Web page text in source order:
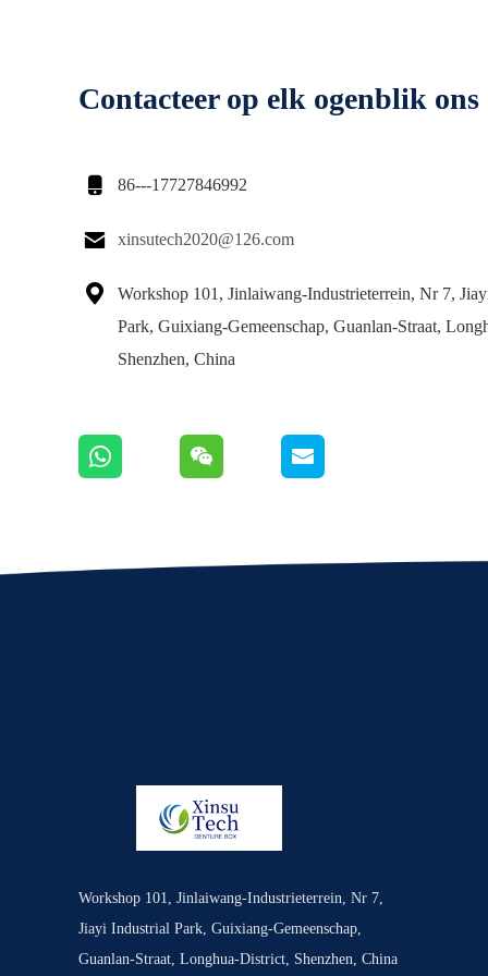
Contacteer op elk ogenblik ons
 86---17727846992
 xinsutech2020@126.com

Workshop 101, Jinlaiwang-Industrieterrein, Nr 7,
Park, Guixiang-Gemeenschap, Guanlan-Straat,
Shenzhen, China
Workshop 101, Jinlaiwang-Industrieterrein, Nr 7,
Jiayi Industrial Park, Guixiang-Gemeenschap,
Guanlan-Straat, Longhua-District, Shenzhen, China